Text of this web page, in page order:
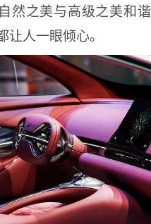
然之美与高级之美和
让人一眼倾心。